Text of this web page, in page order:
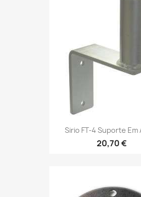
Sirio FT-4 Suporte Em
20,70 €